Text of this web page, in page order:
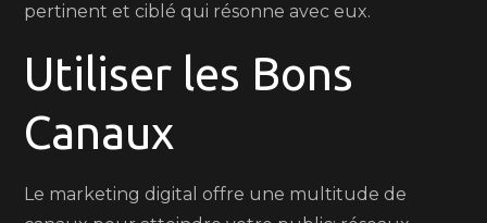
pertinent et ciblé qui résonne avec eux.
Utiliser les Bons
Canaux
Le marketing digital offre une multitude de